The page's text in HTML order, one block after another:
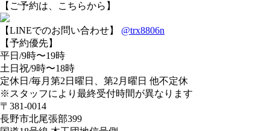
【ご予約は、こちらから】
【LINEでのお問い合わせ】 @trx8806n
【予約優先】
平日/9時〜19時
土日祝/9時〜18時
定休日/毎月第2日曜日、第2月曜日 他不定休
※スタッフにより最終受付時間が異なります
〒381-0014
長野市北尾張部399